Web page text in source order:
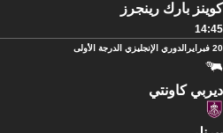
كوينز بارك رينجرز
14:45
20 فبراير الدوري الإنجليزي الدرجة الأولى
ديربي كاونتي